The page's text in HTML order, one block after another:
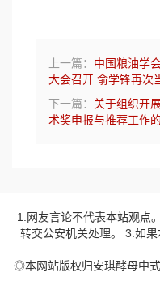
上一篇： 中国粮油学
大会召开 俞学锋再次
下一篇： 关于组织开
术奖申报与推荐工作
1.网友言论不代表本站观点
转交公安机关处理。 3.如
◎本网站版权归安琪酵母中